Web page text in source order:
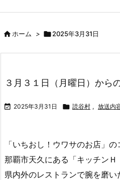
ホーム > 2025年3月31日
３月３１日（月曜日）から
 2025年3月31日  読谷村 , 放送内
「いちおし！ウワサのお店」
那覇市天久にある「キッチンＨ
県内外のレストランで腕を磨い